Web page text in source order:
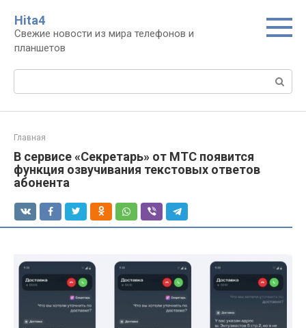
контенту
Нita4
Свежие новости из мира телефонов и
планшетов
Поиск:
Главная
В сервисе «Секретарь» от МТС появится
функция озвучивания текстовых ответов
абонента